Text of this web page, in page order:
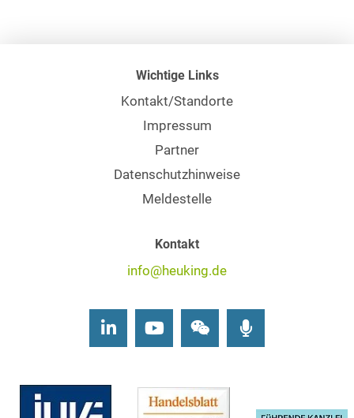
Wichtige Links
Kontakt/Standorte
Impressum
Partner
Datenschutzhinweise
Meldestelle
Kontakt
info@heuking.de
LinkedInYoutubeWechat